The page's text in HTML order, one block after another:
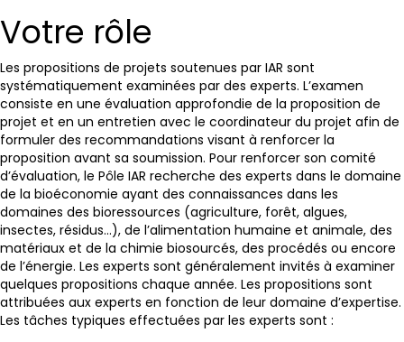
Votre rôle
Les propositions de projets soutenues par IAR sont
systématiquement examinées par des experts. L’examen
consiste en une évaluation approfondie de la proposition de
projet et en un entretien avec le coordinateur du projet afin de
formuler des recommandations visant à renforcer la
proposition avant sa soumission. Pour renforcer son comité
d’évaluation, le Pôle IAR recherche des experts dans le domaine
de la bioéconomie ayant des connaissances dans les
domaines des bioressources (agriculture, forêt, algues,
insectes, résidus…), de l’alimentation humaine et animale, des
matériaux et de la chimie biosourcés, des procédés ou encore
de l’énergie. Les experts sont généralement invités à examiner
quelques propositions chaque année. Les propositions sont
attribuées aux experts en fonction de leur domaine d’expertise.
Les tâches typiques effectuées par les experts sont :